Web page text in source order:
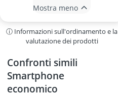
Mostra meno
ⓘ Informazioni sull'ordinamento e la
valutazione dei prodotti
Confronti simili
Smartphone
economico